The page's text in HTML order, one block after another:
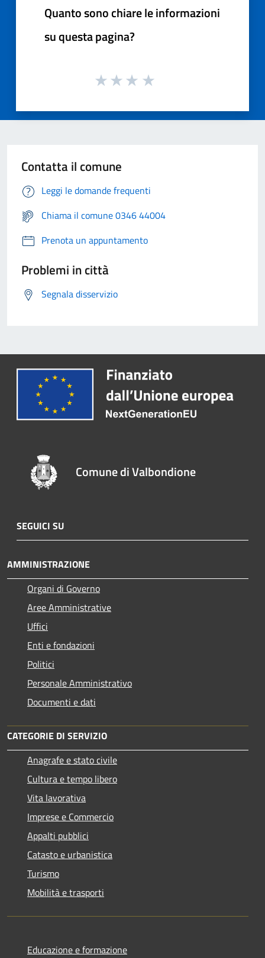
Quanto sono chiare le informazioni
su questa pagina?
Contatta il comune
Leggi le domande frequenti
Chiama il comune 0346 44004
Prenota un appuntamento
Problemi in città
Segnala disservizio
Comune di Valbondione
SEGUICI SU
AMMINISTRAZIONE
Organi di Governo
Aree Amministrative
Uffici
Enti e fondazioni
Politici
Personale Amministrativo
Documenti e dati
CATEGORIE DI SERVIZIO
Anagrafe e stato civile
Cultura e tempo libero
Vita lavorativa
Imprese e Commercio
Appalti pubblici
Catasto e urbanistica
Turismo
Mobilità e trasporti
Educazione e formazione